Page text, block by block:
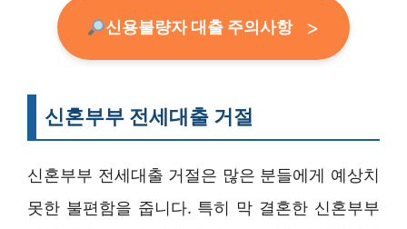
신용불량자 대출 주의사항
신혼부부 전세대출 거절
신혼부부 전세대출 거절은 많은 분들에게 예상치
못한 불편함을 줍니다. 특히 막 결혼한 신혼부부